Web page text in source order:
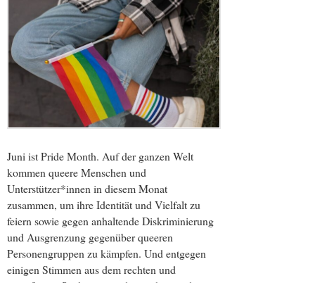
Juni ist Pride Month. Auf der ganzen Welt
kommen queere Menschen und
Unterstützer*innen in diesem Monat
zusammen, um ihre Identität und Vielfalt zu
feiern sowie gegen anhaltende Diskriminierung
und Ausgrenzung gegenüber queeren
Personengruppen zu kämpfen. Und entgegen
einigen Stimmen aus dem rechten und